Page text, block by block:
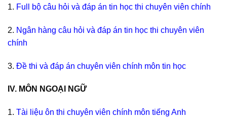
1. Full bộ câu hỏi và đáp án tin học thi chuyên viên chính
2. Ngân hàng câu hỏi và đáp án tin học thi chuyên viên
chính
3. Đề thi và đáp án chuyên viên chính môn tin học
IV. MÔN NGOẠI NGỮ
1. Tài liệu ôn thi chuyên viên chính môn tiếng Anh